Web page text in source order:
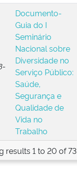
Documento-
Guia do I
Seminário
Nacional sobre
Diversidade no
Serviço Público:
Saúde,
Segurança e
Qualidade de
Vida no
Trabalho
results 1 to 20 of 73